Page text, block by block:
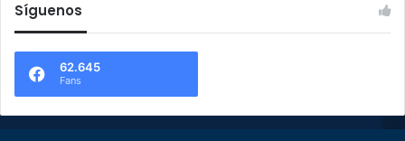
Síguenos
62.645
Fans